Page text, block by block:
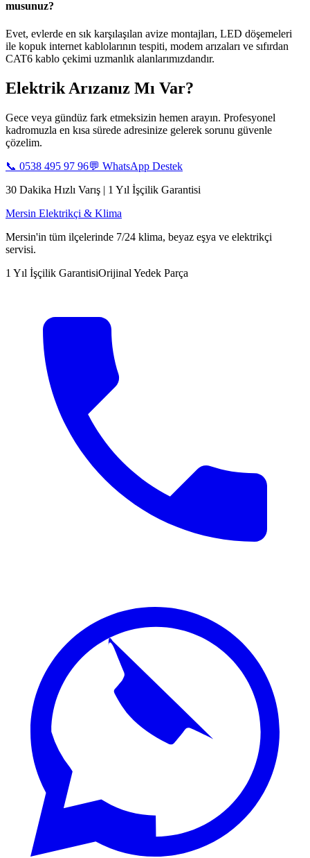
musunuz?
Evet, evlerde en sık karşılaşılan avize montajları, LED döşemeleri
ile kopuk internet kablolarının tespiti, modem arızaları ve sıfırdan
CAT6 kablo çekimi uzmanlık alanlarımızdandır.
Elektrik Arızanız Mı Var?
Gece veya gündüz fark etmeksizin hemen arayın. Profesyonel
kadromuzla en kısa sürede adresinize gelerek sorunu güvenle
çözelim.
📞 0538 495 97 96💬 WhatsApp Destek
30 Dakika Hızlı Varış | 1 Yıl İşçilik Garantisi
Mersin Elektrikçi & Klima
Mersin'in tüm ilçelerinde 7/24 klima, beyaz eşya ve elektrikçi
servisi.
1 Yıl İşçilik GarantisiOrijinal Yedek Parça